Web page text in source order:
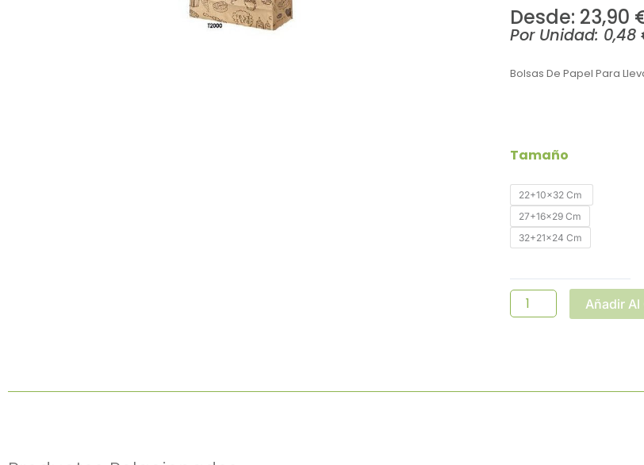
Desde: 23,90
Por Unidad: 0,48
Bolsas De Papel Para
Tamaño
22+10x32 Cm
27+16x29 Cm
32+21x24 Cm
De
Para
Llevar-
Pack
250Uds.
Añadir Al